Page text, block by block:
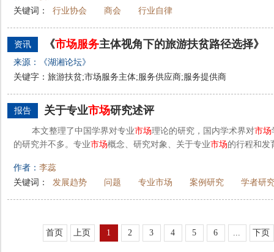
关键词：
行业协会 商会 行业自律
资讯 《市场服务主体视角下的旅游扶贫路径选择》
来源：《湖湘论坛》
关键字：旅游扶贫;市场服务主体;服务供应商;服务提供商
报告 关于专业市场研究述评
本文整理了中国学界对专业市场理论的研究，国内学术界对市场
的研究并不多。专业市场概念、研究对象、关于专业市场的行程和发
作者： 李蕊
关键词：
发展趋势 问题 专业市场 案例研究 学者研
首页 上页 1 2 3 4 5 6 ... 下页